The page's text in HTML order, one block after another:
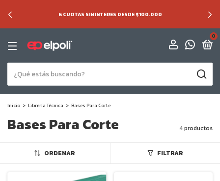
6 CUOTAS SIN INTERES DESDE $100.000
0
Inicio > Librería Técnica > Bases Para Corte
Bases Para Corte 4 productos
ORDENAR FILTRAR